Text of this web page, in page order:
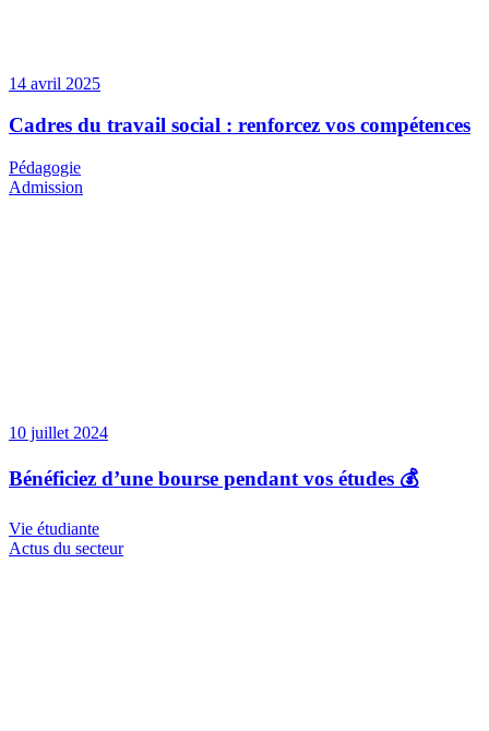
14 avril 2025
Cadres du travail social : renforcez vos compétences
Pédagogie
Admission
10 juillet 2024
Bénéficiez d’une bourse pendant vos études 💰
Vie étudiante
Actus du secteur